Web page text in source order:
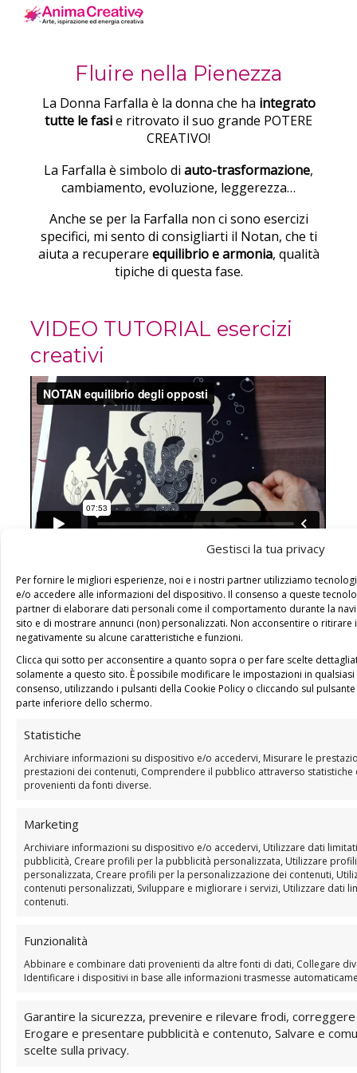
Gestisci la tua privacy
Per fornire le migliori esperienze, noi e i nostri partner utilizziamo
e/o accedere alle informazioni del dispositivo. Il consenso a queste
partner di elaborare dati personali come il comportamento durante la
sito e di mostrare annunci (non) personalizzati. Non acconsentire o
negativamente su alcune caratteristiche e funzioni.
Clicca qui sotto per acconsentire a quanto sopra o per fare scelte
solamente a questo sito. È possibile modificare le impostazioni in
consenso, utilizzando i pulsanti della Cookie Policy o cliccando sul
parte inferiore dello schermo.
Statistiche
Archiviare informazioni su dispositivo e/o accedervi, Misurare le
prestazioni dei contenuti, Comprendere il pubblico attraverso
provenienti da fonti diverse.
Marketing
Archiviare informazioni su dispositivo e/o accedervi, Utilizzare dati
pubblicità, Creare profili per la pubblicità personalizzata, Utilizzare
personalizzata, Creare profili per la personalizzazione dei contenuti,
contenuti personalizzati, Sviluppare e migliorare i servizi, Utilizzare dati
contenuti.
Funzionalità
Abbinare e combinare dati provenienti da altre fonti di dati, Collegare
Identificare i dispositivi in base alle informazioni trasmesse
Garantire la sicurezza, prevenire e rilevare frodi,
Erogare e presentare pubblicità e contenuto, Salvare e
scelte sulla privacy.
Fluire nella Pienezza
La Donna Farfalla è la donna che ha integrato
tutte le fasie ritrovato il suo grande POTERE
CREATIVO!
La Farfalla è simbolo di auto-trasformazione,
cambiamento, evoluzione, leggerezza…
Anche se per la Farfalla non ci sono esercizi
specifici, mi sento di consigliarti il Notan, che ti
aiuta a recuperare equilibrio e armonia, qualità
tipiche di questa fase.
VIDEO TUTORIAL esercizi
creativi
WORKBOOK
scarica e compila ilWorkbook della FARFALLA
cliccando sul link qui sotto:
https://drive.google.com/file/d/
usp=sharing
REGISTRAZIONE incontro
del 6/4/24
SLIDE FARFALLA